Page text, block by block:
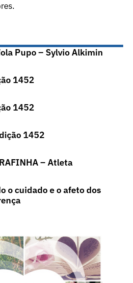
Pupo – Sylvio Alkimin
1452
1452
1452
– Atleta
o cuidado e o afeto dos